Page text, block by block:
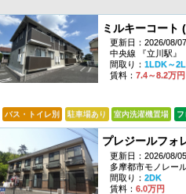
ミルキーコート
更新日：2026/08/07
中央線 『立川駅』
間取り： 1LDK～
賃料： 7.4～8.2万円
バス・トイレ別 駐車場あり 室内洗濯機置場
プレジールフォ
更新日：2026/08/05
多摩都市モノレー
間取り： 2DK
賃料： 6.0万円